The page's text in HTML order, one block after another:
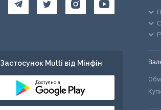
Застосунок Multi від Мінфін
Доступно в